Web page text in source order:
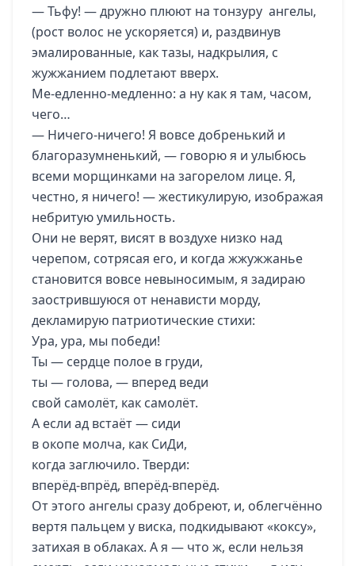
— Тьфу! — дружно плюют на тонзуру ангелы,
(рост волос не ускоряется) и, раздвинув
эмалированные, как тазы, надкрылия, с
жужжанием подлетают вверх.
Ме-едленно-медленно: а ну как я там, часом,
чего…
— Ничего-ничего! Я вовсе добренький и
благоразумненький, — говорю я и улыбюсь
всеми морщинками на загорелом лице. Я,
честно, я ничего! — жестикулирую, изображая
небритую умильность.
Они не верят, висят в воздухе низко над
черепом, сотрясая его, и когда жжужжанье
становится вовсе невыносимым, я задираю
заострившуюся от ненависти морду,
декламирую патриотические стихи:
Ура, ура, мы победи!
Ты — сердце полое в груди,
ты — голова, — вперед веди
свой самолёт, как самолёт.
А если ад встаёт — сиди
в окопе молча, как СиДи,
когда заглючило. Тверди:
вперёд-впрёд, вперёд-вперёд.
От этого ангелы сразу добреют, и, облегчённо
вертя пальцем у виска, подкидывают «коксу»,
затихая в облаках. А я — что ж, если нельзя